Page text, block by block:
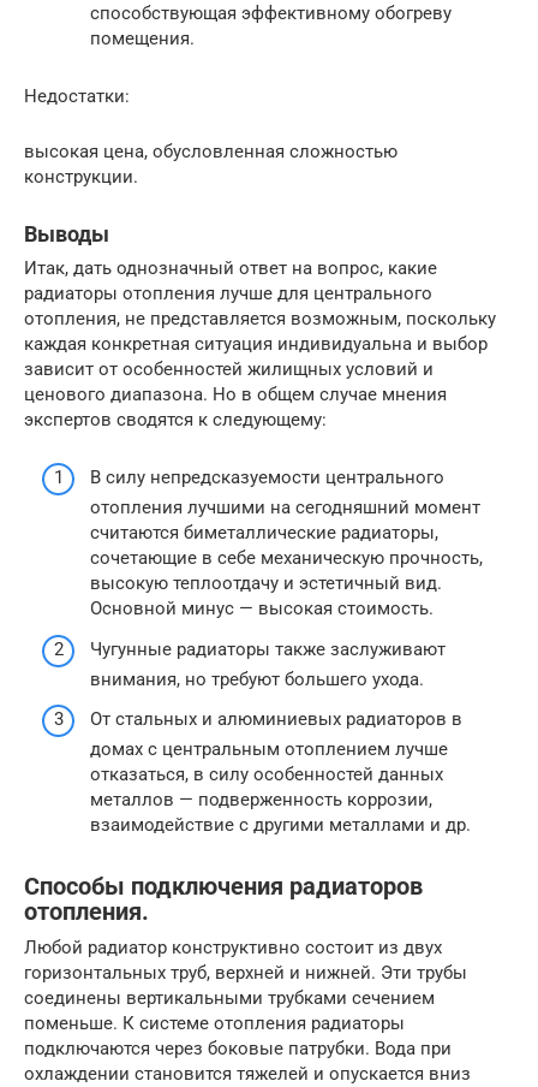
способствующая эффективному обогреву
помещения.
Недостатки:
высокая цена, обусловленная сложностью
конструкции.
Выводы
Итак, дать однозначный ответ на вопрос, какие
радиаторы отопления лучше для центрального
отопления, не представляется возможным, поскольку
каждая конкретная ситуация индивидуальна и выбор
зависит от особенностей жилищных условий и
ценового диапазона. Но в общем случае мнения
экспертов сводятся к следующему:
В силу непредсказуемости центрального
отопления лучшими на сегодняшний момент
считаются биметаллические радиаторы,
сочетающие в себе механическую прочность,
высокую теплоотдачу и эстетичный вид.
Основной минус — высокая стоимость.
Чугунные радиаторы также заслуживают
внимания, но требуют большего ухода.
От стальных и алюминиевых радиаторов в
домах с центральным отоплением лучше
отказаться, в силу особенностей данных
металлов — подверженность коррозии,
взаимодействие с другими металлами и др.
Способы подключения радиаторов
отопления.
Любой радиатор конструктивно состоит из двух
горизонтальных труб, верхней и нижней. Эти трубы
соединены вертикальными трубками сечением
поменьше. К системе отопления радиаторы
подключаются через боковые патрубки. Вода при
охлаждении становится тяжелей и опускается вниз